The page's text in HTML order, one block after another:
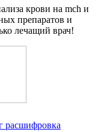
крови на mch и
препаратов и
лечащий врач!
расшифровка